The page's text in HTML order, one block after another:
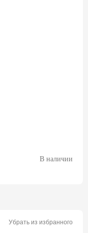
В наличии
Убрать из избранного